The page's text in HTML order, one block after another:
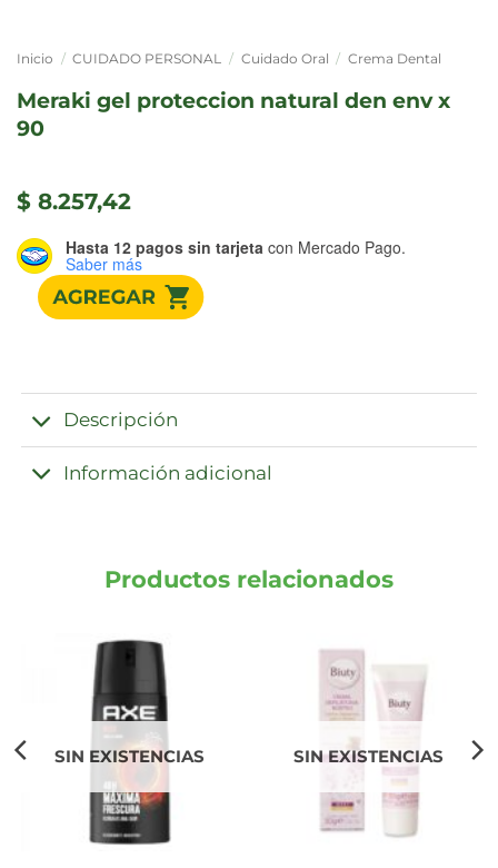
Inicio / CUIDADO PERSONAL / Cuidado Oral / Crema Dental
meraki gel proteccion natural den env x
90
$ 8.257,42
Hasta 12 pagos sin tarjeta con Mercado Pago.
Saber más
Descripción
Información adicional
Productos relacionados
SIN EXISTENCIAS SIN EXISTENCIAS